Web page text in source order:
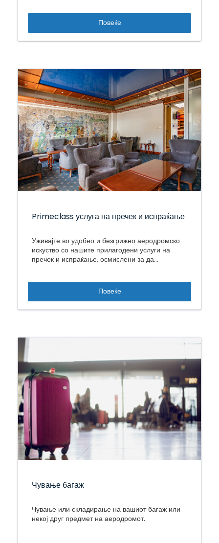
Повеќе
Primeclass услуга на пречек и испраќање
Уживајте во удобно и безгрижно аеродромско
искуство со нашите прилагодени услуги на
пречек и испраќање, осмислени за да
Повеќе
Чување багаж
Чување или складирање на вашиот багаж или
некој друг предмет на аеродромот.